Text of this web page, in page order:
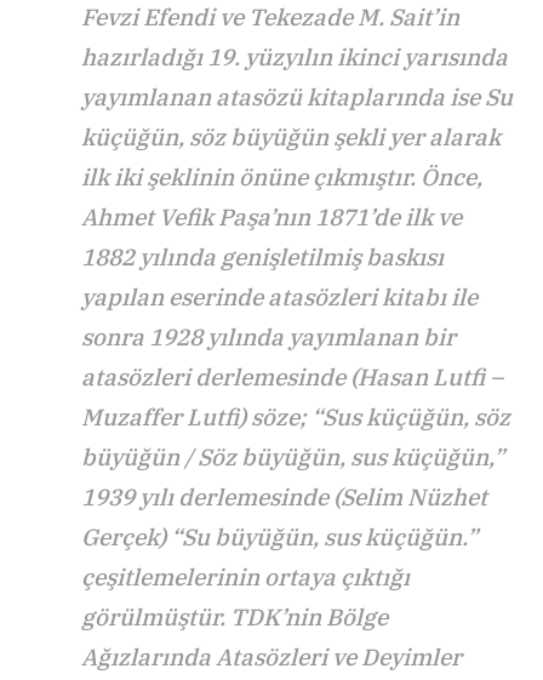
Fevzi Efendi ve Tekezade M. Sait’in
hazırladığı 19. yüzyılın ikinci yarısında
yayımlanan atasözü kitaplarında ise Su
küçüğün, söz büyüğün şekli yer alarak
ilk iki şeklinin önüne çıkmıştır. Önce,
Ahmet Vefik Paşa’nın 1871’de ilk ve
1882 yılında genişletilmiş baskısı
yapılan eserinde atasözleri kitabı ile
sonra 1928 yılında yayımlanan bir
atasözleri derlemesinde (Hasan Lutfi –
Muzaffer Lutfi) söze; “Sus küçüğün, söz
büyüğün / Söz büyüğün, sus küçüğün,”
1939 yılı derlemesinde (Selim Nüzhet
Gerçek) “Su büyüğün, sus küçüğün.”
çeşitlemelerinin ortaya çıktığı
görülmüştür. TDK’nin Bölge
Ağızlarında Atasözleri ve Deyimler